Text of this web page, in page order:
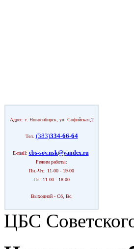
Адрес: г. Новосибирск, ул. Софийская,2
Тел. (383)334-66-64
E-mail: cbs-sov.nsk@yandex.ru
Режим работы:
Пн.-Чт.: 11-00 - 19-00
Пт.: 11-00 - 18-00
Выходной - Сб, Вс.
ЦБС